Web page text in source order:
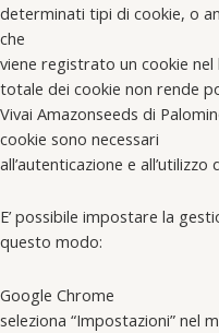
determinati tipi di cookie, o
che
viene registrato un cookie
totale dei cookie non rende
Vivai Amazonseeds di
cookie sono necessari
all’autenticazione e
E’ possibile impostare la
questo modo:
Google Chrome
seleziona “Impostazioni” nel